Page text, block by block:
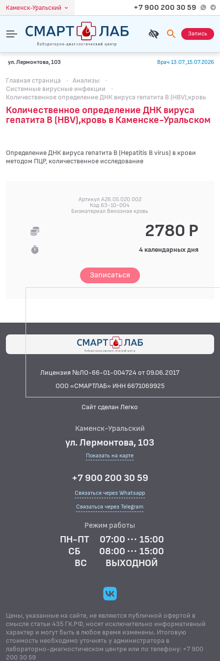
Каменск-Уральский +7 900 200 30 59
Запись
ул. Лермонтова, 103 Врач 13.07.,15.07.2026
Главная страница · Анализы
·
Системные вирусные инфекции
·
Количественное определение ДНК вируса гепатита B (HBV),кровь
Количественное определение ДНК вируса
гепатита B (HBV),кровь в Каменске-Уральском
Определение ДНК вируса гепатита B (Hepatitis B virus) в крови
методом ПЦР, количественное исследование
Артикул A26.05.020.002
Код 63-10-004
Биоматериал Венозная кровь
2780 Р
4 календарных дня
Записаться
Лицензия №ЛО-66-01-004724 от 09.06.2017
ООО «СМАРТЛАБ» ИНН 6671069925
Сайт сделан Легко
Каменск-Уральский
ул. Лермонтова, 103
Показать на карте
+7 900 200 30 59
Связаться через Whatsapp
Связаться через Telegram
Режим работы
ПН-ПТ
07:00 ··· 15:00
СБ
08:00 ··· 15:00
ВС
ВЫХОДНОЙ
Цены, указанные на сайте, не являются публичной офертой в
смысле статьи 435 ГК.РФ, носят исключительно информативный
характер и могут быть в любое время изменены. Итоговую
стоимость необходимо уточнять у администратора в
лабораторно-диагностическом центре или по телефону: +7 900
200 30 59